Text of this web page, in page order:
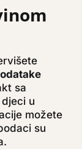
sa
u
možete
su